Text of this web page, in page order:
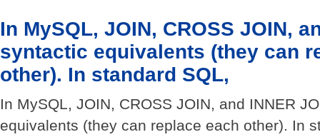
In MySQL, JOIN, CROSS JOIN,
syntactic equivalents (they can
other). In standard SQL,
In MySQL, JOIN, CROSS JOIN, and INNER
equivalents (they can replace each other). In